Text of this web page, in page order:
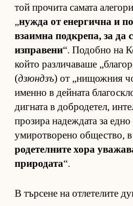
той про­чита са­мата
„нужда от енер­гична и
вза­имна под­к­ре­па, за да
из­п­ра­вени“. По­добно на
който раз­ли­ча­ваше
(дзюндзъ) от „ни­щож­ния
именно в дей­ната
диг­ната в доб­ро­де­тел,
про­зира на­деж­дата за едно
уми­рот­во­рено об­щес­т­во, в
ро­де­тел­ните хора
при­ро­дата“.
В търсене на отлетелите